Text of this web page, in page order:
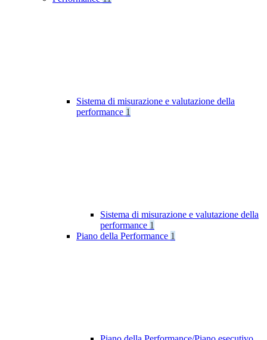
Sistema di misurazione e valutazione della
performance 1
Sistema di misurazione e valutazione della
performance 1
Piano della Performance 1